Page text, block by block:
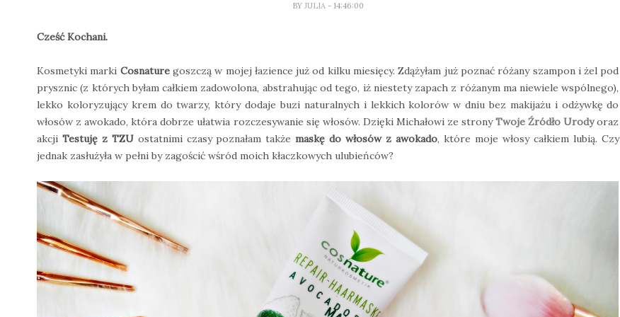
BY JULIA - 14:46:00
Cześć Kochani.
Kosmetyki marki Cosnaturegoszczą w mojej łazience już od kilku miesięcy. Zdążyłam już poznać różany szampon i żel pod
prysznic (z których byłam całkiem zadowolona, abstrahując od tego, iż niestety zapach z różanym ma niewiele wspólnego),
lekko koloryzujący krem do twarzy, który dodaje buzi naturalnych i lekkich kolorów w dniu bez makijażu i odżywkę do
włosów z awokado, która dobrze ułatwia rozczesywanie się włosów. Dzięki Michałowi ze stronyTwoje Źródło Urodyoraz
akcji Testuję z TZUostatnimi czasy poznałam także maskę do włosów z awokado, które moje włosy całkiem lubią. Czy
jednak zasłużyła w pełni by zagościć wśród moich kłaczkowych ulubieńców?